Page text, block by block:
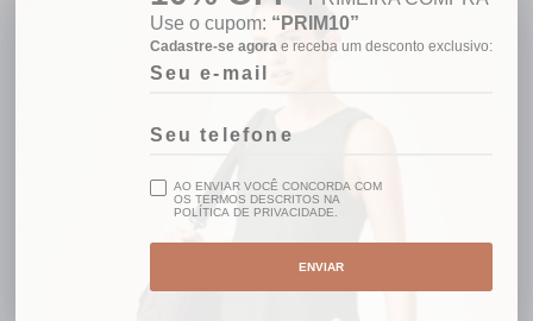
5% OFF
No pix
De compra segura
Em até 10x sem juros
Use o cupom: “PRIM10”
Cadastre-se agorae receba um desconto exclusivo:
AO ENVIAR VOCÊ CONCORDA COM
OS TERMOS DESCRITOS NA
POLÍTICA DE PRIVACIDADE.
ENVIAR